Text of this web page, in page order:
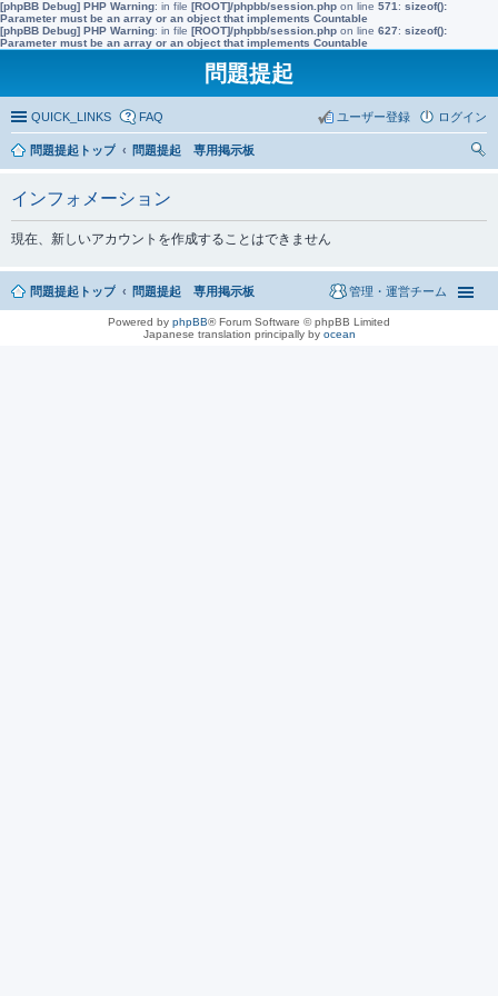
[phpBB Debug] PHP Warning: in file [ROOT]/phpbb/session.php on line 571 : sizeof():
Parameter must be an array or an object that implements Countable
[phpBB Debug] PHP Warning: in file [ROOT]/phpbb/session.php on line 627: sizeof():
Parameter must be an array or an object that implements Countable
問題提起
QUICK_LINKS FAQ ログイン
ユーザー登録
問題提起トップ
問題提起 専用掲示板
インフォメーション
現在、新しいアカウントを作成することはできません
問題提起トップ 問題提起 専用掲示板 管理・運営チーム
Powered by phpBB® Forum Software © phpBB Limited
Japanese translation principally by ocean